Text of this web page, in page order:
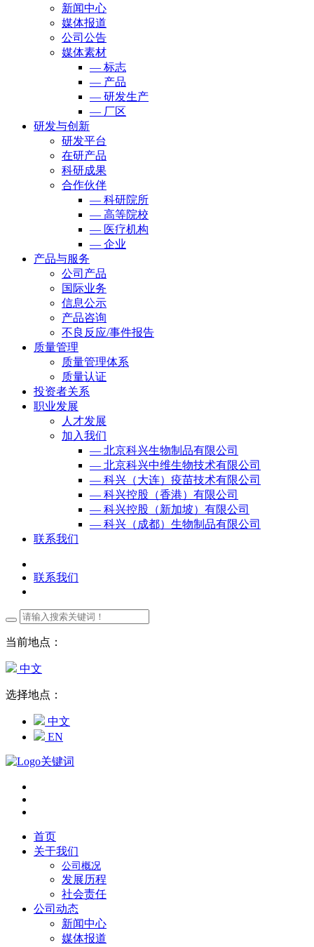
新闻中心
媒体报道
公司公告
媒体素材
— 标志
— 产品
— 研发生产
— 厂区
研发与创新
研发平台
在研产品
科研成果
合作伙伴
— 科研院所
— 高等院校
— 医疗机构
— 企业
产品与服务
公司产品
国际业务
信息公示
产品咨询
不良反应/事件报告
质量管理
质量管理体系
质量认证
投资者关系
职业发展
人才发展
加入我们
— 北京科兴生物制品有限公司
— 北京科兴中维生物技术有限公司
— 科兴（大连）疫苗技术有限公司
— 科兴控股（香港）有限公司
— 科兴控股（新加坡）有限公司
— 科兴（成都）生物制品有限公司
联系我们
联系我们
当前地点：
中文
选择地点：
中文
EN
首页
关于我们
公司概况
发展历程
社会责任
公司动态
新闻中心
媒体报道